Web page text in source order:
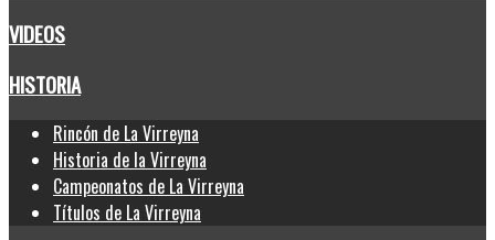
VIDEOS
HISTORIA
Rincón de La Virreyna
Historia de la Virreyna
Campeonatos de La Virreyna
Títulos de La Virreyna